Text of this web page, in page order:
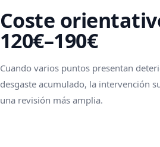
Coste
120€–190€
Cuando varios puntos presentan
desgaste acumulado, la intervención
una revisión más amplia.